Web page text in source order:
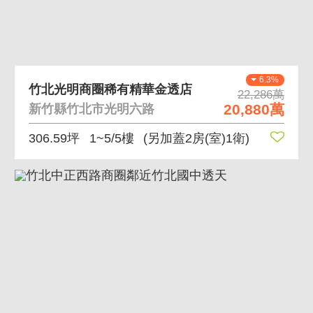
6.3%
22,286萬
20,880萬
竹北光明商圈稀有精華金透店
新竹縣竹北市光明六路
306.59坪 1~5/5樓 (另加蓋2房(室)1衛)